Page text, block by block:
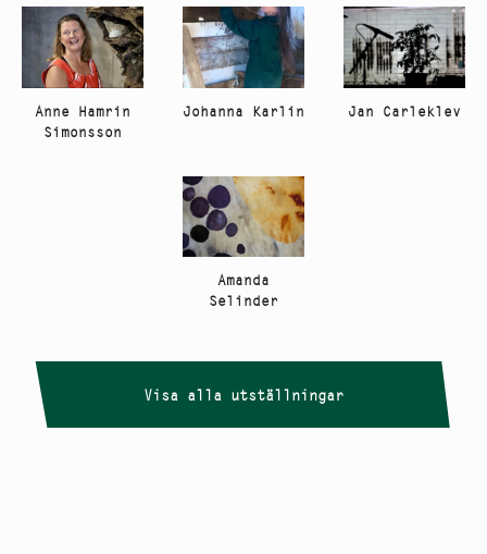
Anne Hamrin
Simonsson
Johanna Karlin Jan Carleklev
Amanda
Selinder
Visa alla utställningar